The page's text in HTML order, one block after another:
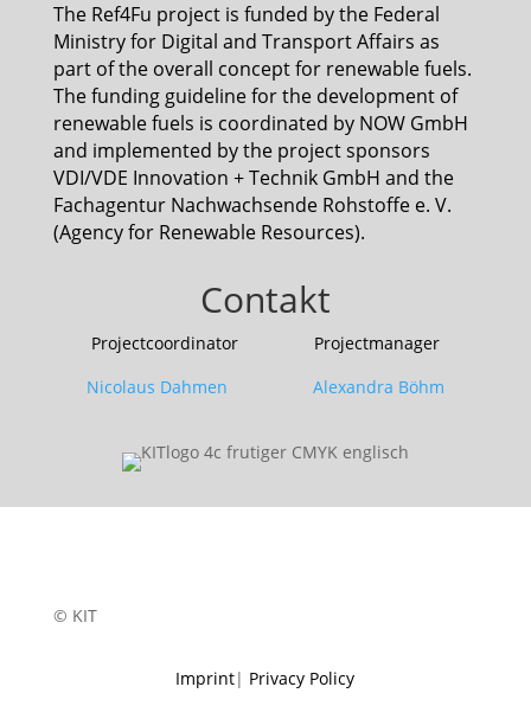
The Ref4Fu project is funded by the Federal
Ministry for Digital and Transport Affairs as
part of the overall concept for renewable fuels.
The funding guideline for the development of
renewable fuels is coordinated by NOW GmbH
and implemented by the project sponsors
VDI/VDE Innovation + Technik GmbH and the
Fachagentur Nachwachsende Rohstoffe e. V.
(Agency for Renewable Resources).
Contakt
Projectcoordinator Projectmanager
Nicolaus Dahmen Alexandra Böhm
© KIT
Imprint| Privacy Policy